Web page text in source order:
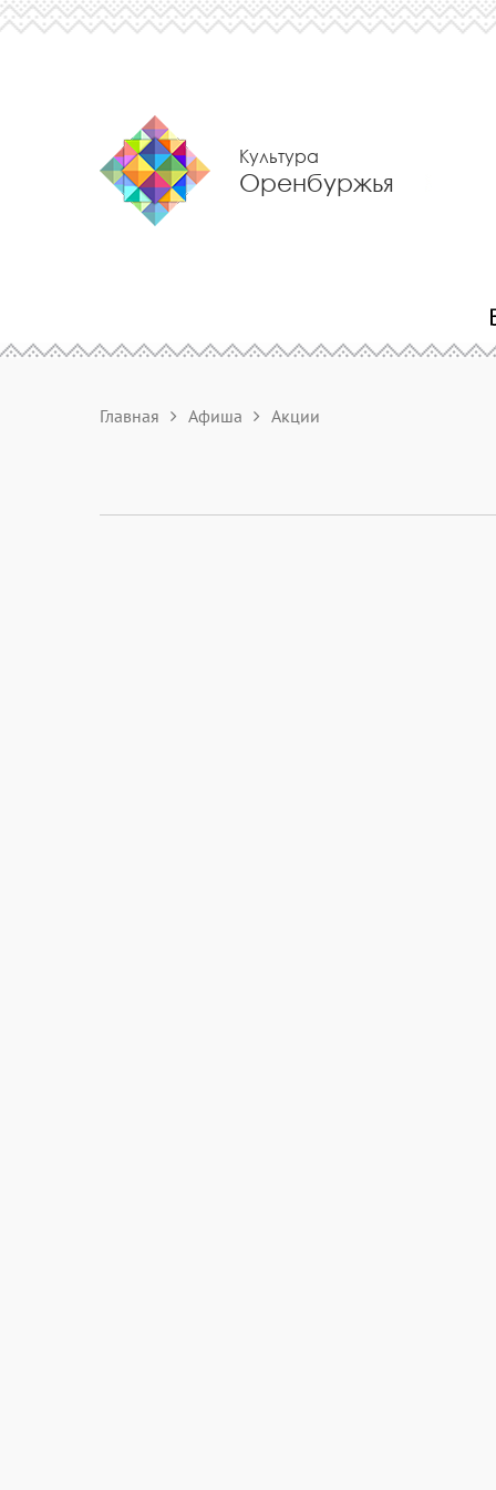
Культура
Оренбуржья
Главная Афиша Акции